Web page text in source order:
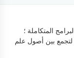
المتكاملة ؛
لتجمع بين أصول علم